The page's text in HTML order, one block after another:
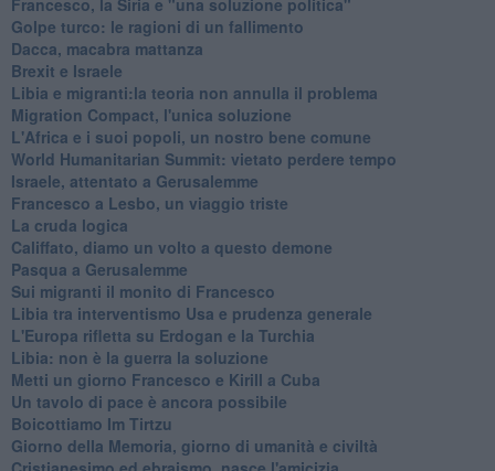
Golpe turco: le ragioni di un fallimento
Dacca, macabra mattanza
Brexit e Israele
Libia e migranti:la teoria non annulla il problema
Migration Compact, l'unica soluzione
L'Africa e i suoi popoli, un nostro bene comune
World Humanitarian Summit: vietato perdere tempo
Israele, attentato a Gerusalemme
Francesco a Lesbo, un viaggio triste
La cruda logica
Califfato, diamo un volto a questo demone
Pasqua a Gerusalemme
Sui migranti il monito di Francesco
Libia tra interventismo Usa e prudenza generale
L'Europa rifletta su Erdogan e la Turchia
Libia: non è la guerra la soluzione
Metti un giorno Francesco e Kirill a Cuba
Un tavolo di pace è ancora possibile
Boicottiamo Im Tirtzu
Giorno della Memoria, giorno di umanità e civiltà